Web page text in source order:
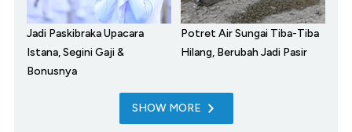
Jadi Paskibraka Upacara
Istana, Segini Gaji &
Bonusnya
Potret Air Sungai Tiba-Tiba
Hilang, Berubah Jadi Pasir
SHOW MORE